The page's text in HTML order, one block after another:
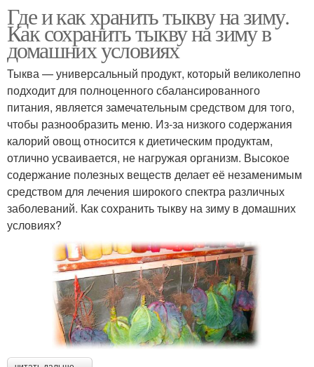
Где и как хранить тыкву на зиму.
Как сохранить тыкву на зиму в
домашних условиях
Тыква — универсальный продукт, который великолепно
подходит для полноценного сбалансированного
питания, является замечательным средством для того,
чтобы разнообразить меню. Из-за низкого содержания
калорий овощ относится к диетическим продуктам,
отлично усваивается, не нагружая организм. Высокое
содержание полезных веществ делает её незаменимым
средством для лечения широкого спектра различных
заболеваний. Как сохранить тыкву на зиму в домашних
условиях?